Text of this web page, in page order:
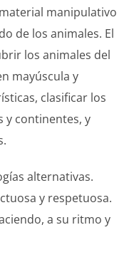
manipulativo
de los animales. El
los animales del
mayúscula y
clasificar los
y continentes, y
alternativas.
y respetuosa.
a su ritmo y